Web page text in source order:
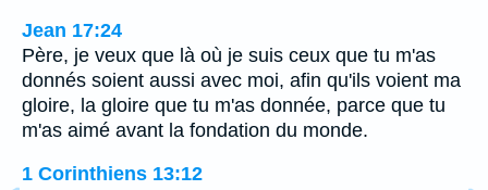
Jean 17:24
Père, je veux que là où je suis ceux que tu m'as
donnés soient aussi avec moi, afin qu'ils voient ma
gloire, la gloire que tu m'as donnée, parce que tu
m'as aimé avant la fondation du monde.
1 Corinthiens 13:12